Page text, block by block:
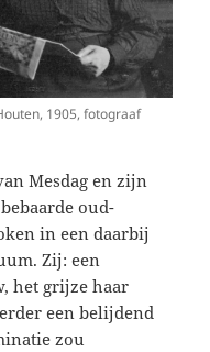
1905, fotograaf
Mesdag en zijn
oud-
in een daarbij
Zij: een
het grijze haar
een belijdend
zou